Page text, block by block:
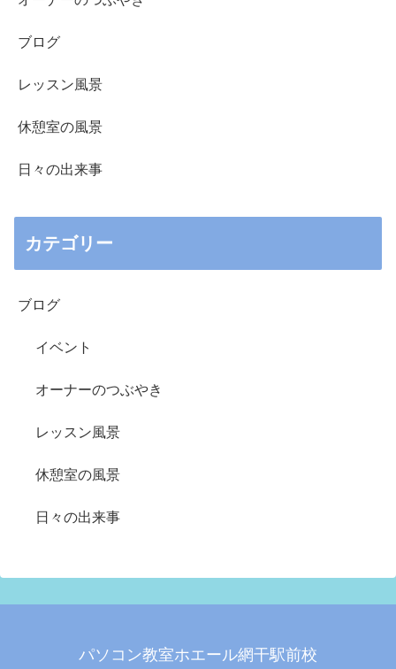
ブログ
レッスン風景
休憩室の風景
日々の出来事
カテゴリー
ブログ
イベント
オーナーのつぶやき
レッスン風景
休憩室の風景
日々の出来事
パソコン教室ホエール網干駅前校